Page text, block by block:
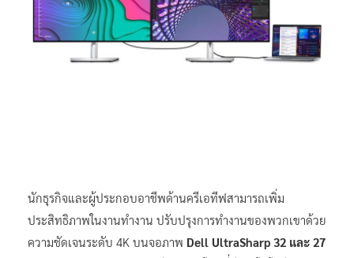
นักธุรกิจและผู้ประกอบอาชีพด้านครีเอทีฟสามารถเพิ่ม
ประสิทธิภาพในงานทำงาน ปรับปรุงการทำงานของพวกเขาด้วย
ความชัดเจนระดับ 4K บนจอภาพ Dell UltraSharp 32 และ 27